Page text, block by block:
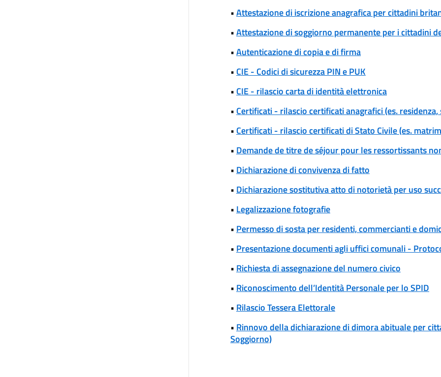
•Attestazione di iscrizione anagrafica per cittadini
•Attestazione di soggiorno permanente per i cittadini
•Autenticazione di copia e di firma
• CIE - Codici di sicurezza PIN e PUK
• CIE - rilascio carta di identità elettronica
• Certificati - rilascio certificati anagrafici (es.
• Certificati - rilascio certificati di Stato Civile (es.
• Demande de titre de séjour pour les ressortissants
• Dichiarazione di convivenza di fatto
• Dichiarazione sostitutiva atto di notorietà per uso
• Legalizzazione fotografie
• Permesso di sosta per residenti, commercianti e
• Presentazione documenti agli uffici comunali -
• Richiesta di assegnazione del numero civico
• Riconoscimento dell’Identità Personale per lo SPID
• Rilascio Tessera Elettorale
• Rinnovo della dichiarazione di dimora abituale per
Soggiorno)